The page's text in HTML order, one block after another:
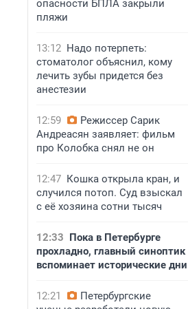
опасности БПЛА закрыли
пляжи
13:12 Надо потерпеть:
стоматолог объяснил, кому
лечить зубы придется без
анестезии
12:59
Режиссер Сарик
Андреасян заявляет: фильм
про Колобка снял не он
12:47 Кошка открыла кран, и
случился потоп. Суд взыскал
с её хозяина сотни тысяч
12:33 Пока в Петербурге
прохладно, главный синоптик
вспоминает исторические дни
12:21
Петербургские